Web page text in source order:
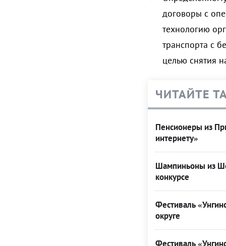
договоры с
технологию
транспорта с
целью снятия
ЧИТАЙТЕ
Пенсионеры из
интернету»
Шампиньоны из
конкурсе
Фестиваль
округе
Фестиваль